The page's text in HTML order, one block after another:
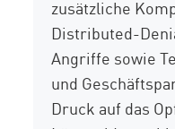
zusätzliche
Distributed-
Angriffe sowie
und
Druck auf das